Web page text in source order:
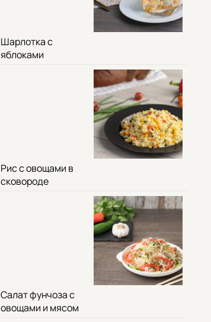
Шарлотка с
яблоками
Рис с овощами в
сковороде
Салат фунчоза с
овощами и мясом